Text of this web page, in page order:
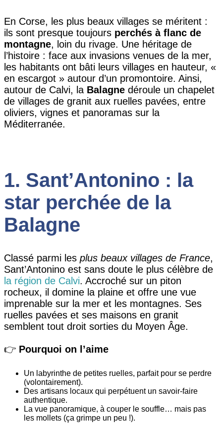
En Corse, les plus beaux villages se méritent :
ils sont presque toujours perchés à flanc de
montagne, loin du rivage. Une héritage de
l’histoire : face aux invasions venues de la mer,
les habitants ont bâti leurs villages en hauteur, «
en escargot » autour d’un promontoire. Ainsi,
autour de Calvi, la Balagne déroule un chapelet
de villages de granit aux ruelles pavées, entre
oliviers, vignes et panoramas sur la
Méditerranée.
1. Sant’Antonino : la
star perchée de la
Balagne
Classé parmi les plus beaux villages de France,
Sant’Antonino est sans doute le plus célèbre de
la région de Calvi. Accroché sur un piton
rocheux, il domine la plaine et offre une vue
imprenable sur la mer et les montagnes. Ses
ruelles pavées et ses maisons en granit
semblent tout droit sorties du Moyen Âge.
👉 Pourquoi on l’aime
Un labyrinthe de petites ruelles, parfait pour se perdre
(volontairement).
Des artisans locaux qui perpétuent un savoir-faire
authentique.
La vue panoramique, à couper le souffle… mais pas
les mollets (ça grimpe un peu !).